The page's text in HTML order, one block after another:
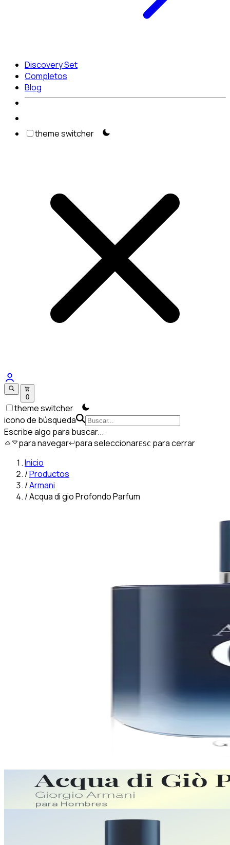
Discovery Set
Completos
Blog
theme switcher
0
theme switcher
icono de búsqueda
Escribe algo para buscar...
para navegar para seleccionarESC para cerrar
Inicio
/Productos
/Armani
/Acqua di gio Profondo Parfum